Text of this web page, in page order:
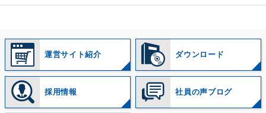
運営サイト紹介 ダウンロード
採用情報 社員の声ブログ